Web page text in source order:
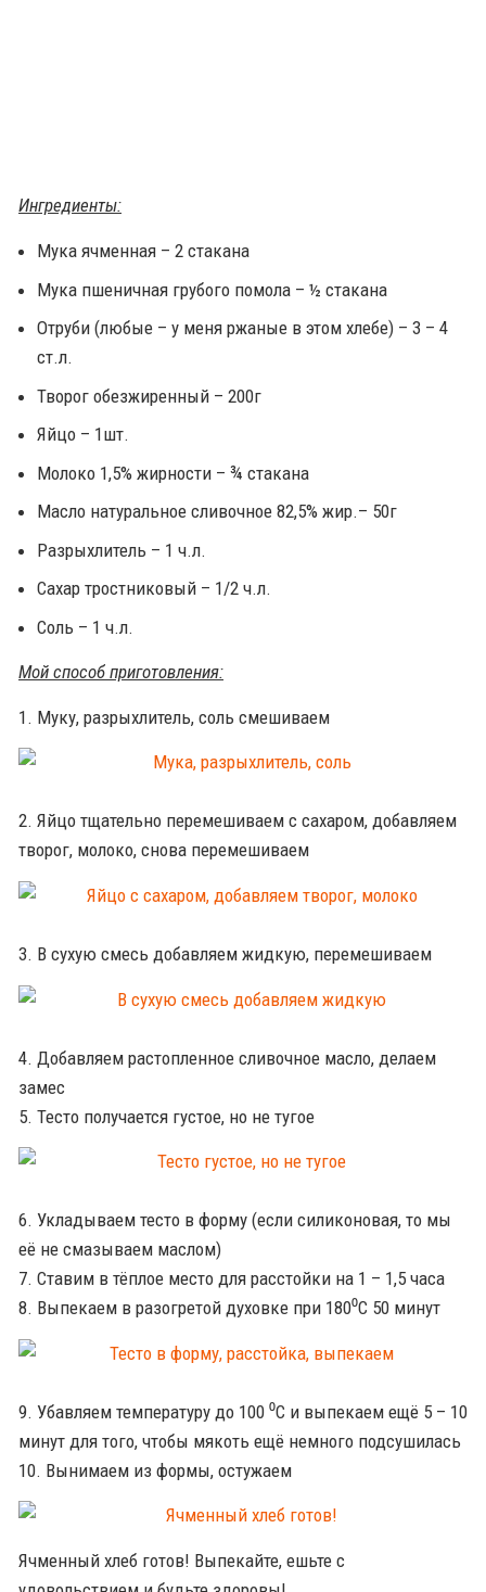
Ингредиенты:
Мука ячменная – 2 стакана
Мука пшеничная грубого помола – ½ стакана
Отруби (любые – у меня ржаные в этом хлебе) – 3 – 4
ст.л.
Творог обезжиренный – 200г
Яйцо – 1шт.
Молоко 1,5% жирности – ¾ стакана
Масло натуральное сливочное 82,5% жир.– 50г
Разрыхлитель – 1 ч.л.
Сахар тростниковый – 1/2 ч.л.
Соль – 1 ч.л.
Мой способ приготовления:
1. Муку, разрыхлитель, соль смешиваем
2. Яйцо тщательно перемешиваем с сахаром, добавляем
творог, молоко, снова перемешиваем
3. В сухую смесь добавляем жидкую, перемешиваем
4. Добавляем растопленное сливочное масло, делаем
замес
5. Тесто получается густое, но не тугое
6. Укладываем тесто в форму (если силиконовая, то мы
её не смазываем маслом)
7. Ставим в тёплое место для расстойки на 1 – 1,5 часа
8. Выпекаем в разогретой духовке при 180⁰С 50 минут
9. Убавляем температуру до 100 ⁰С и выпекаем ещё 5 – 10
минут для того, чтобы мякоть ещё немного подсушилась
10. Вынимаем из формы, остужаем
Ячменный хлеб готов! Выпекайте, ешьте с